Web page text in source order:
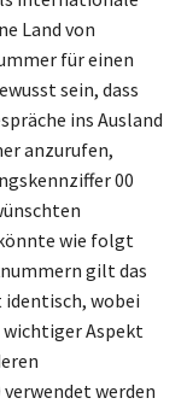
Land von
für einen
sein, dass
ins Ausland
anzurufen,
00
wie folgt
gilt das
wobei
wichtiger Aspekt
verwendet werden